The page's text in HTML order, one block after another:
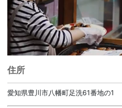
住所
愛知県豊川市八幡町足洗61番地の1